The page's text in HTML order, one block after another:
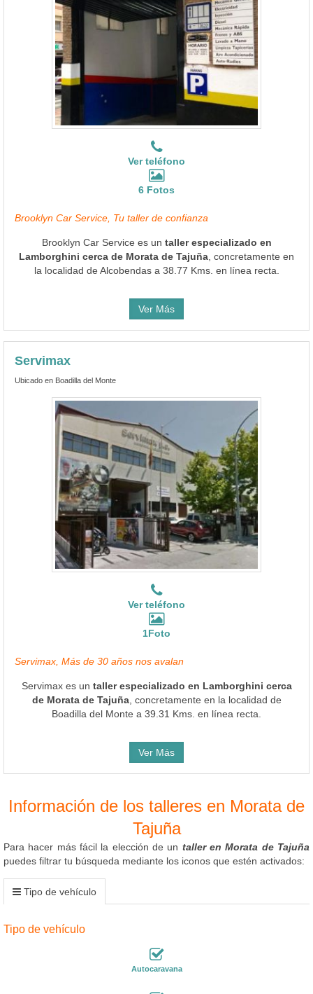
Ver teléfono
6 Fotos
Brooklyn Car Service, Tu taller de confianza
Brooklyn Car Service es un taller especializado en
Lamborghini cerca de Morata de Tajuña , concretamente en
la localidad de Alcobendas a 38.77 Kms. en línea recta.
Ver Más
Servimax
Ubicado en Boadilla del Monte
Ver teléfono
1Foto
Servimax, Más de 30 años nos avalan
Servimax es un taller especializado en Lamborghini cerca
de Morata de Tajuña, concretamente en la localidad de
Boadilla del Monte a 39.31 Kms. en línea recta.
Ver Más
Información de los talleres en Morata de
Tajuña
Para hacer más fácil la elección de un taller en Morata de Tajuña
puedes filtrar tu búsqueda mediante los iconos que estén activados:
Tipo de vehículo
Tipo de vehículo
Autocaravana